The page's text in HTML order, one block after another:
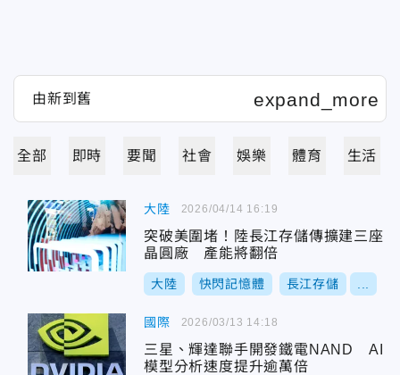
全部 即時 要聞 社會 娛樂 體育 生活
大陸
突破美圍堵！陸長江存儲傳擴建三座
晶圓廠 產能將翻倍
大陸 快閃記憶體 長江存儲
2026/04/14 16:19
國際
三星、輝達聯手開發鐵電NAND AI
模型分析速度提升逾萬倍
2026/03/13 14:18